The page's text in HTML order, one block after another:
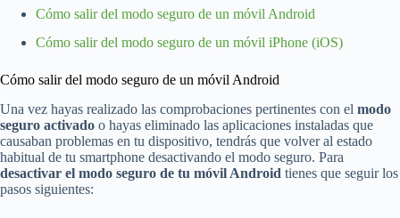
Cómo salir del modo seguro de un móvil Android
Cómo salir del modo seguro de un móvil iPhone (iOS)
Cómo salir del modo seguro de un móvil Android
Una vez hayas realizado las comprobaciones pertinentes con el modo
seguro activado o hayas eliminado las aplicaciones instaladas que
causaban problemas en tu dispositivo, tendrás que volver al estado
habitual de tu smartphone desactivando el modo seguro. Para
desactivar el modo seguro de tu móvil Android tienes que seguir los
pasos siguientes: